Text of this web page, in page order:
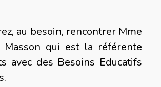
au besoin, rencontrer Mme
Masson qui est la référente
avec des Besoins Educatifs